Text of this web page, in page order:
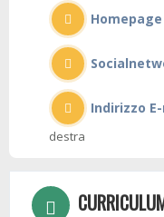
Homepage
Indirizzo
destra